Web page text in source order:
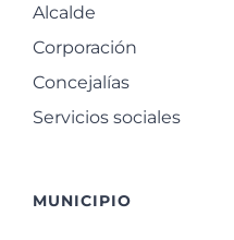
Alcalde
Corporación
Concejalías
Servicios sociales
MUNICIPIO